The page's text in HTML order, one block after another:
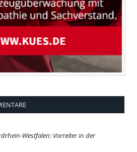
Westfalen: Vorreiter in der